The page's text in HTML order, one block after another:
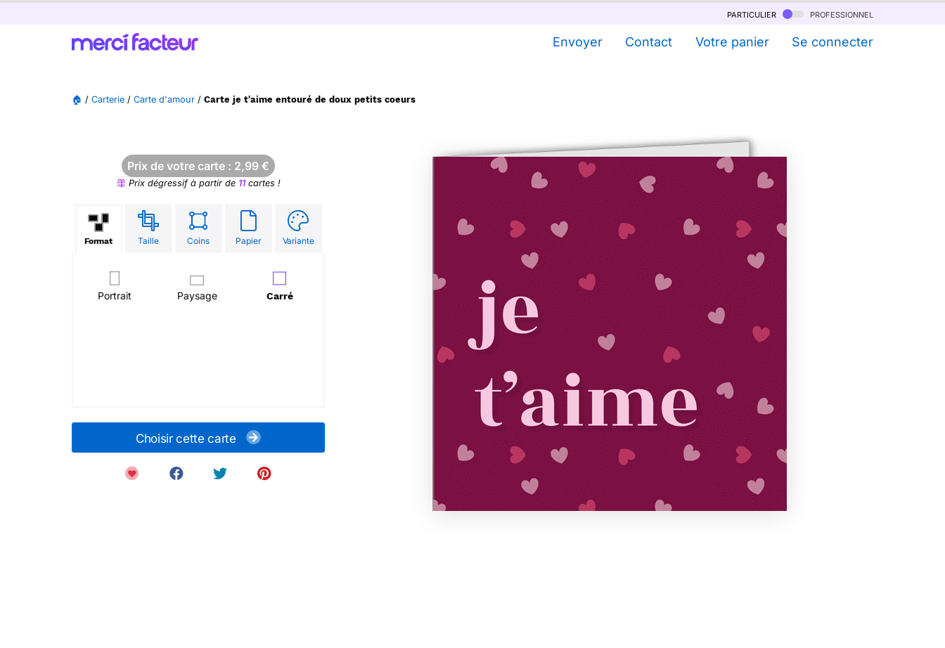
particulier professionnel
Envoyer Contact Votre panier Se connecter
🏠 / Carterie / Carte d'amour / Carte je t'aime entouré de doux petits coeurs
Prix de votre carte : 2,99 €
Prix dégressif à partir de 11cartes !
Format Taille Coins Papier Variante
Portrait Paysage Carré
Choisir cette carte